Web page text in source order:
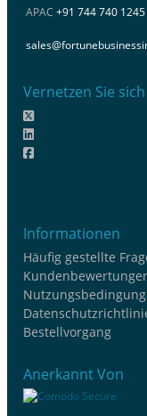
APAC +91 744 740 1245
Vernetzen Sie
Informationen
Häufig gestellte
Bestellvorgang
Anerkannt Von